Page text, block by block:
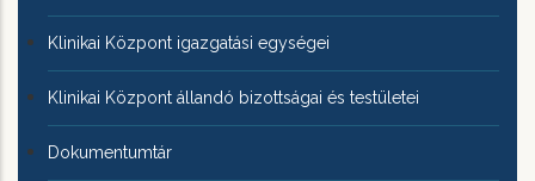
Klinikai Központ igazgatási egységei
Klinikai Központ állandó bizottságai és testületei
Dokumentumtár